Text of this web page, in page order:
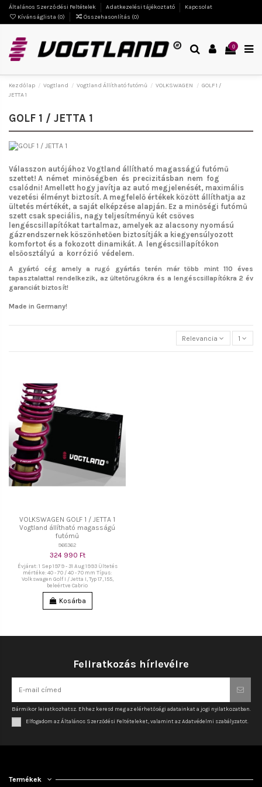
Általános Szerződési Feltételek Adatkezelési tájékoztató
Kapcsolat
Kívánságlista (0) Összehasonlítás (0)
0
Kezdőlap Vogtland Vogtland Állítható futómű VOLKSWAGEN
GOLF 1 /
JETTA 1
GOLF 1 / JETTA 1
Válasszon autójához Vogtland állítható magasságú futómű
szettet! A német minőségben és precizitásban nem fog
csalódni! Amellett hogy javítja az autó megjelenését, maximális
vezetési élményt biztosít. A megfelelő értékek között állíthatja az
ültetés mértékét, a saját elképzése alapján. Ez a minőségi futómű
szett csak speciális, nagy teljesítményű két csöves
lengéscsillapítókat tartalmaz, amelyek az alacsony nyomású
gázrendszernek köszönhetően biztosítják a kiegyensúlyozott
komfortot és a fokozott dinamikát. A lengéscsillapítókon
elsőosztályú a korrózió védelem.
A gyártó cég amely a rugó gyártás terén már több mint 110 éves
tapasztalattal rendelkezik, az ültetőrugókra és a lengéscsillapítókra 2 év
garanciát biztosít!
Made in Germany!
Relevancia 1
VOLKSWAGEN GOLF 1 / JETTA 1
Vogtland állítható magasságú
futómű
968362
324 990 Ft
Évjárat: 1 Sep 1979 - 31 Aug 1993 Ültetés
mértéke: 40 - 70 / 40 - 70 mm Típus:
Volkswagen Golf I / Jetta I, Typ 17, 155,
beleértve Cabrio
Kosárba
Feliratkozás hírlevélre
Bármikor leiratkozhatsz. Ehhez keresd meg az elérhetőségi adatainkat a jogi nyilatkozatban.
Elfogadom az Általános Szerződési Feltételeket, valamint az Adatvédelmi szabályzatot.
Termékek